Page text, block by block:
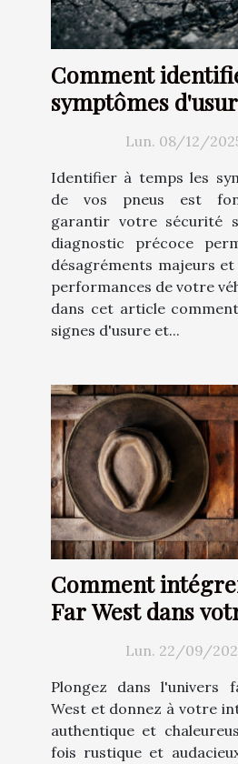
Comment
symptômes
pneus ?Lun. 08/12/
Identifier à temps les
de vos pneus est
garantir votre sécurité
diagnostic précoce
désagréments majeurs
performances de votre
dans cet article
signes d'usure et...
Comment
Far West dans
décorationLun. 22/09/
Plongez dans l'univers
West et donnez à votre
authentique et
fois rustique et